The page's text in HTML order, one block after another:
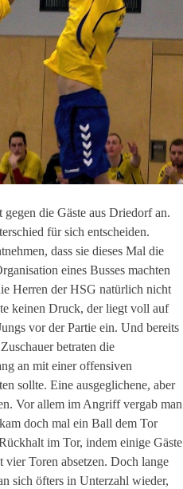
die Gäste aus Driedorf an.
für sich entscheiden.
dass sie dieses Mal die
eines Busses machten
Herren der HSG natürlich nicht
keinen Druck, der liegt voll auf
vor der Partie ein. Und bereits
betraten die
an mit einer offensiven
sollte. Eine ausgeglichene, aber
Vor allem im Angriff vergab man
doch mal ein Ball dem Tor
im Tor, indem einige Gäste
Toren absetzen. Doch lange
sich öfters in Unterzahl wieder,